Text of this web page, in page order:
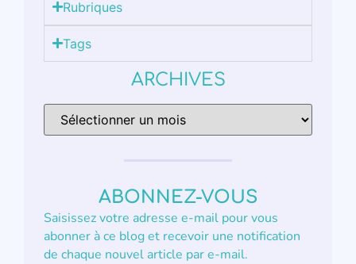
Rubriques
Tags
ARCHIVES
ABONNEZ-VOUS
Saisissez votre adresse e-mail pour vous
abonner à ce blog et recevoir une notification
de chaque nouvel article par e-mail.